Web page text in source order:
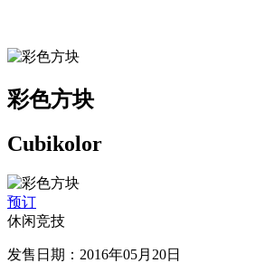
彩色方块
Cubikolor
预订
休闲竞技
发售日期：2016年05月20日